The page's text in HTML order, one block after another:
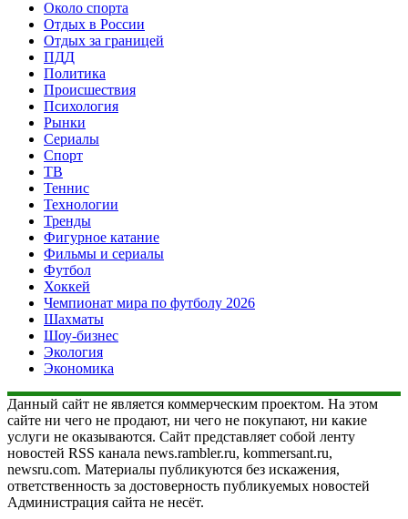
Около спорта
Отдых в России
Отдых за границей
ПДД
Политика
Происшествия
Психология
Рынки
Сериалы
Спорт
ТВ
Теннис
Технологии
Тренды
Фигурное катание
Фильмы и сериалы
Футбол
Хоккей
Чемпионат мира по футболу 2026
Шахматы
Шоу-бизнес
Экология
Экономика
Данный сайт не является коммерческим проектом. На этом
сайте ни чего не продают, ни чего не покупают, ни какие
услуги не оказываются. Сайт представляет собой ленту
новостей RSS канала news.rambler.ru, kommersant.ru,
newsru.com. Материалы публикуются без искажения,
ответственность за достоверность публикуемых новостей
Администрация сайта не несёт.